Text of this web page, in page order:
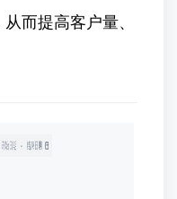
而提高客户量、